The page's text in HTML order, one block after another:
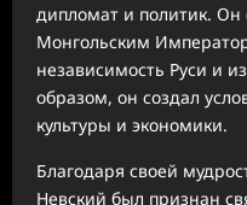
дипломат и политик. Он
Монгольским
независимость Руси и
образом, он создал
культуры и экономики.
Благодаря своей
Невский был признан